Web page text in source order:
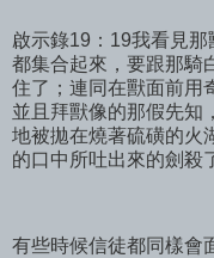
啟示錄19：19我看見那
都集合起來，要跟那騎
住了；連同在獸面前用
並且拜獸像的那假先知
地被拋在燒著硫磺的火
的口中所吐出來的劍殺
有些時候信徒都同樣會